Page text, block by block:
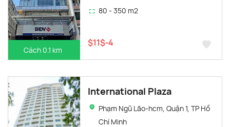
Cách 0.1 km
80 - 350 m2
$11$-4
International Plaza
Phạm Ngũ Lão-hcm, Quận 1, TP Hồ
Chí Minh